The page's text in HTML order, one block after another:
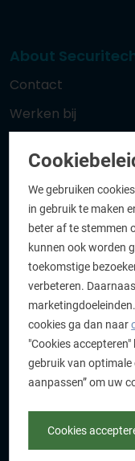
About
Contact
Werken bij
Cookiebeleid
General Terms
Partners
Corporate movie
Klachtenprocedure
Producten
Documentonderzoek
Forensisch
Opleidingen
We gebruiken
in gebruik te maken
beter af te stemmen
kunnen ook worden
toekomstige
verbeteren.
cookies ga dan naar
"Cookies
gebruik van optimale
aanpassen” om uw
Cookies